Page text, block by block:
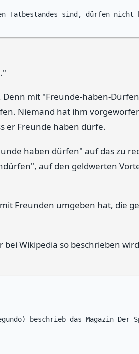
Tatbestandes sind, dürfen nicht
Denn mit "Freunde-haben-
Niemand hat ihm
er Freunde haben dürfe.
haben dürfen" auf das zu
auf den geldwerten
Freunden umgeben hat, die
bei Wikipedia so beschrieben wird
beschrieb das Magazin